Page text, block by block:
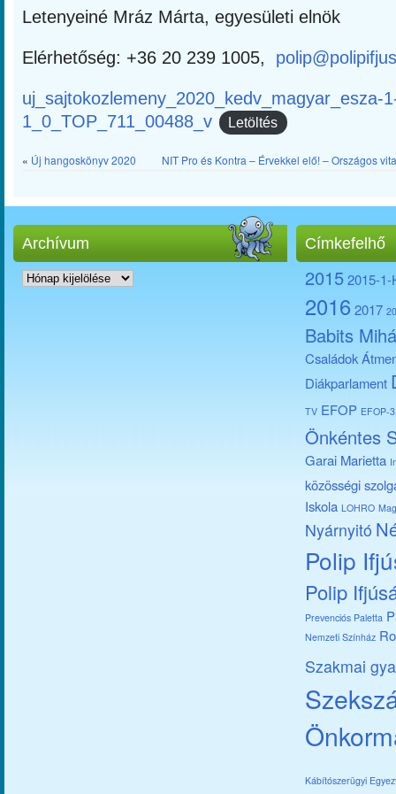
Letenyeiné Mráz Márta, egyesületi elnök
Elérhetőség: +36 20 239 1005,
uj_sajtokozlemeny_2020_kedv_magyar_esza-
1_0_TOP_711_00488_v
Letöltés
« Új hangoskönyv 2020 NIT Pro és Kontra – Érvekkel elő! – Országos
Archívum
Archívum
Címkefelhő
20152015-1-
2016 2017
Babits
Családok
Diákparlament
TV EFOP EFOP-
Önkéntes
Garai Marietta
közösségi
Iskola LOHRO
Nyárnyitó
Polip
Polip
Prevenciós Paletta
Nemzeti Színház
Szakmai
Kábítószerügyi